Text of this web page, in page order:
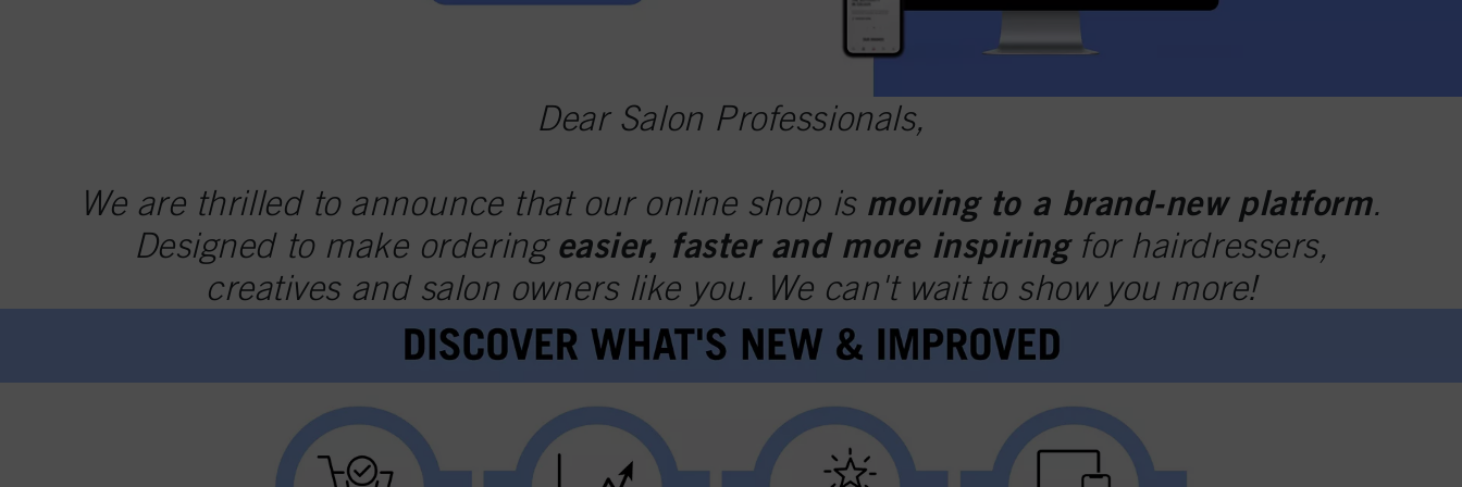
Dear Salon Professionals,
We are thrilled to announce that our online shop is moving to a brand-new platform.
Designed to make ordering easier, faster and more inspiringfor hairdressers,
creatives and salon owners like you. We can't wait to show you more!